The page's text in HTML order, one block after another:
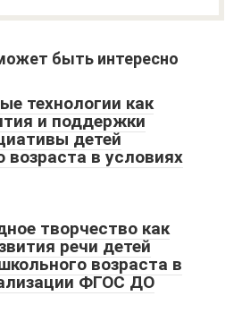
быть интересно
технологии как
и поддержки
детей
возраста в условиях
творчество как
речи детей
возраста в
ФГОС ДО